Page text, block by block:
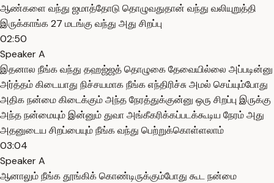
ஆண்களை வந்து ஜமாத்தோடு தொழுவதுதான் வந்து வலியுறுத்தி
இருக்காங்க 27 மடங்கு வந்து அது சிறப்பு
02:50
Speaker A
இதனால நீங்க வந்து தஹஜ்ஜத் தொழுகை தேவையில்லை அப்படின்னு
அர்த்தம் கிடையாது நிச்சயமாக நீங்க எந்திரிச்சு அமல் செய்யும்போது
அதிக நன்மை கிடைக்கும் அந்த நேரத்துக்குன்னு ஒரு சிறப்பு இருக்கு
அந்த நன்மையும் இன்னும் துவா அங்கீகரிக்கப்படக்கூடிய நேரம் அது
அதனுடைய சிறப்பையும் நீங்க வந்து பெற்றுக்கொள்ளலாம்
03:04
Speaker A
ஆனாலும் நீங்க தூங்கிக் கொண்டிருக்கும்போது கூட நன்மை